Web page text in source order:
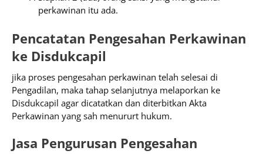
perkawinan itu ada.
Pencatatan Pengesahan Perkawinan
ke Disdukcapil
jika proses pengesahan perkawinan telah selesai di
Pengadilan, maka tahap selanjutnya melaporkan ke
Disdukcapil agar dicatatkan dan diterbitkan Akta
Perkawinan yang sah menururt hukum.
Jasa Pengurusan Pengesahan